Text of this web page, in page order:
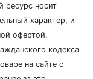
ресурс носит
характер, и
офертой,
кодекса
на сайте с